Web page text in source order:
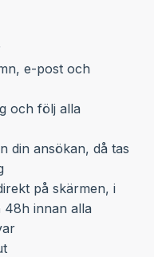
e-post och
och följ alla
din ansökan, då tas
på skärmen, i
48h innan alla